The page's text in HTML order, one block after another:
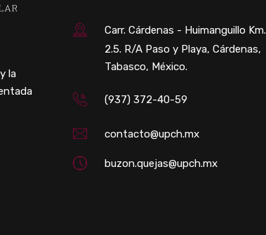
la
Carr. Cárdenas - Huimanguillo Km.
2.5. R/A Paso y Playa, Cárdenas,
Tabasco, México.
(937) 372-40-59
contacto@upch.mx
buzon.quejas@upch.mx